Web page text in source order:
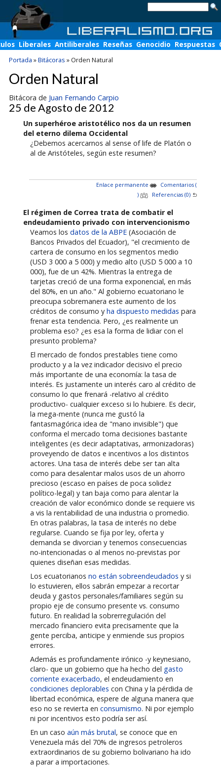
Liberales Antiliberales Reseñas Genocidio Respuestas
Portada »Bitácoras »Orden Natural
Orden Natural
Bitácora de Juan Fernando Carpio
25 de Agosto de 2012
Un superhéroe aristotélico nos da un resumen
del eterno dilema Occidental
¿Debemos acercarnos al sense of life de Platón o
al de Aristóteles, según este resumen?
Enlace permanente
Comentarios (
)
Referencias (0)
El régimen de Correa trata de combatir el
endeudamiento privado con intervencionismo
Veamos losdatos de la ABPE (Asociación de
Bancos Privados del Ecuador), "el crecimiento de
cartera de consumo en los segmentos medio
(USD 3 000 a 5 000) y medio alto (USD 5 000 a 10
000), fue de un 42%. Mientras la entrega de
tarjetas creció de una forma exponencial, en más
del 80%, en un año." Al gobierno ecuatoriano le
preocupa sobremanera este aumento de los
créditos de consumo yha dispuesto medidas para
frenar esta tendencia. Pero, ¿es realmente un
problema eso? ¿es esa la forma de lidiar con el
presunto problema?
El mercado de fondos prestables tiene como
producto y a la vez indicador decisivo el precio
más importante de una economía: la tasa de
interés. Es justamente un interés caro al crédito de
consumo lo que frenará -relativo al crédito
productivo- cualquier exceso si lo hubiere. Es decir,
la mega-mente (nunca me gustó la
fantasmagórica idea de "mano invisible") que
conforma el mercado toma decisiones bastante
inteligentes (es decir adaptativas, armonizadoras)
proveyendo de datos e incentivos a los distintos
actores. Una tasa de interés debe ser tan alta
como para desalentar malos usos de un ahorro
precioso (escaso en países de poca solidez
político-legal) y tan baja como para alentar la
creación de valor económico donde se requiere vis
a vis la rentabilidad de una industria o promedio.
En otras palabras, la tasa de interés no debe
regularse. Cuando se fija por ley, oferta y
demanda se divorcian y tenemos consecuencias
no-intencionadas o al menos no-previstas por
quienes diseñan esas medidas.
Los ecuatorianosno están sobreendeudados y si
lo estuvieren, ellos sabrán empezar a recortar
deuda y gastos personales/familiares según su
propio eje de consumo presente vs. consumo
futuro. En realidad la sobrerregulación del
mercado financiero evita precisamente que la
gente perciba, anticipe y enmiende sus propios
errores.
Además es profundamente irónico -y keynesiano,
claro- que un gobierno que ha hecho del gasto
corriente exacerbado, el endeudamiento en
condiciones deplorables con China y la pérdida de
libertad económica, espere de alguna manera que
eso no se revierta enconsumismo. Ni por ejemplo
ni por incentivos esto podría ser así.
En un casoaún más brutal, se conoce que en
Venezuela más del 70% de ingresos petroleros
extraordinarios de su gobierno bolivariano ha ido
a parar a importaciones.